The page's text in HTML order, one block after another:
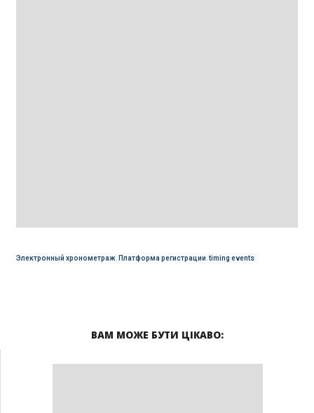
Электронный хронометраж, Платформа регистрации timing events
ВАМ МОЖЕ БУТИ ЦІКАВО: